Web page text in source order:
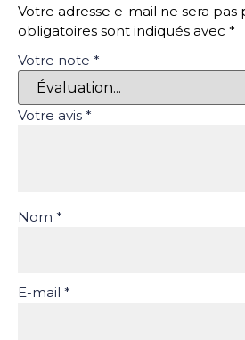
Votre adresse e-mail ne sera pas
obligatoires sont indiqués avec *
Votre note *
Votre avis *
Nom *
E-mail *